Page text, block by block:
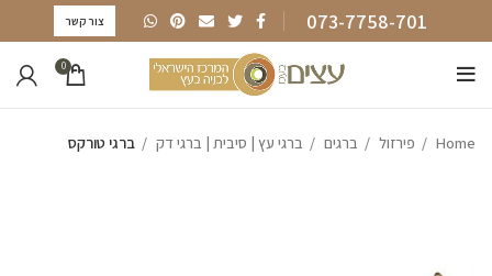
073-7758-701 צור קשר
0
Home פירזול ברגים ברגי עץ | סיבית | ברגי דק ברגי טורקס